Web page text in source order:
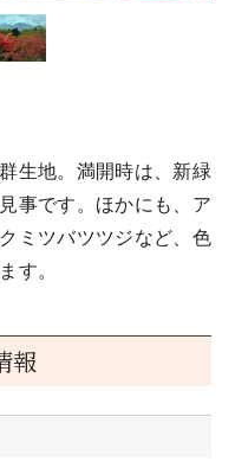
生地。満開時は、新緑
事です。ほかにも、ア
ミツバツツジなど、色
す。
報